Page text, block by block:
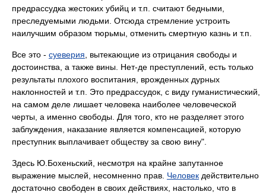
предрассудка жестоких убийц и т.п. считают бедными,
преследуемыми людьми. Отсюда стремление устроить
наилучшим образом тюрьмы, отменить смертную казнь и т.п.
Все это - суеверия , вытекающие из отрицания свободы и
достоинства, а также вины. Нет-де преступлений, есть только
результаты плохого воспитания, врожденных дурных
наклонностей и т.п. Это предрассудок, с виду гуманистический,
на самом деле лишает человека наиболее человеческой
черты, а именно свободы. Для того, кто не разделяет этого
заблуждения, наказание является компенсацией, которую
преступник выплачивает обществу за свою вину".
Здесь Ю.Бохеньский, несмотря на крайне запутанное
выражение мыслей, несомненно прав. Человек действительно
достаточно свободен в своих действиях, настолько, что в